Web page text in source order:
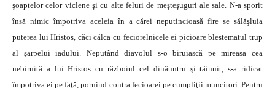
şoaptelor celor viclene şi cu alte feluri de meşteşuguri ale sale. N-a sporit
însă nimic împotriva aceleia în a cărei neputincioasă fire se sălăşluia
puterea lui Hristos, căci călca cu feciorelnicele ei picioare blestematul trup
al şarpelui iadului. Neputând diavolul s-o biruiască pe mireasa cea
nebiruită a lui Hristos cu războiul cel dinăuntru şi tăinuit, s-a ridicat
împotriva ei pe faţă, pornind contra fecioarei pe cumpliţii muncitori. Pentru